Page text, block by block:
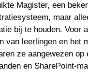
Magister, een
maar
bij te houden. Voor
van leerlingen en het
ze aangewezen op
en SharePoint-